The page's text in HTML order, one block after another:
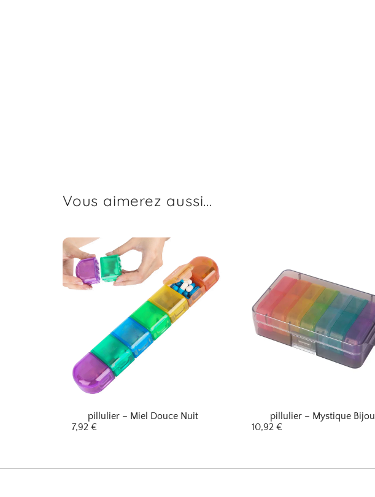
Vous aimerez aussi...
pillulier – Miel Douce Nuit
7,92 €
pillulier – Mystique Bijou
10,92 €